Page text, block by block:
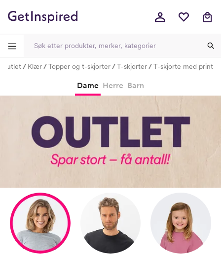
Outlet Klær Topper og t-skjorter T-skjorter T-skjorte med print
Dame Herre Barn
----